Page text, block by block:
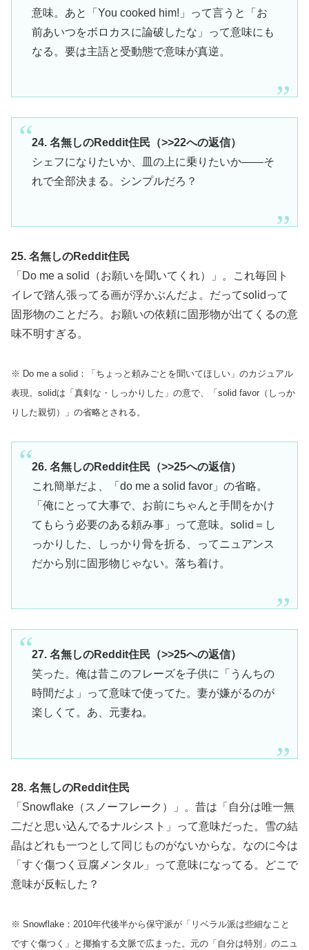
意味。あと「You cooked him!」って言うと「お
前あいつをボロカスに論破したな」って意味にも
なる。要は主語と受動態で意味が真逆。
24. 名無しのReddit住民（>>22への返信）
シェフになりたいか、皿の上に乗りたいか——そ
れで全部決まる。シンプルだろ？
25. 名無しのReddit住民
「Do me a solid（お願いを聞いてくれ）」。これ毎回ト
イレで踏ん張ってる画が浮かぶんだよ。だってsolidって
固形物のことだろ。お願いの依頼に固形物が出てくるの意
味不明すぎる。
※ Do me a solid：「ちょっと頼みごとを聞いてほしい」のカジュアル
表現。solidは「真剣な・しっかりした」の意で、「solid favor（しっか
りした親切）」の省略とされる。
26. 名無しのReddit住民（>>25への返信）
これ簡単だよ、「do me a solid favor」の省略。
「俺にとって大事で、お前にちゃんと手間をかけ
てもらう必要のある頼み事」って意味。solid＝し
っかりした、しっかり骨を折る、ってニュアンス
だから別に固形物じゃない。落ち着け。
27. 名無しのReddit住民（>>25への返信）
笑った。俺は昔このフレーズを子供に「うんちの
時間だよ」って意味で使ってた。妻が嫌がるのが
楽しくて。あ、元妻ね。
28. 名無しのReddit住民
「Snowflake（スノーフレーク）」。昔は「自分は唯一無
二だと思い込んでるナルシスト」って意味だった。雪の結
晶はどれも一つとして同じものがないからな。なのに今は
「すぐ傷つく豆腐メンタル」って意味になってる。どこで
意味が反転した？
※ Snowflake：2010年代後半から保守派が「リベラル派は些細なこと
ですぐ傷つく」と揶揄する文脈で広まった。元の「自分は特別」のニュ